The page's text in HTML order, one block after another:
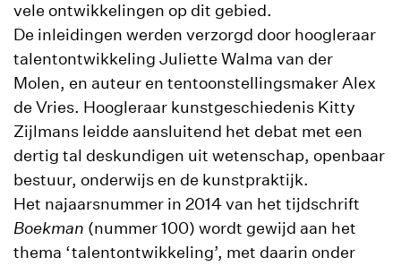
vele ontwikkelingen op dit gebied.
De inleidingen werden verzorgd door hoogleraar
talentontwikkeling Juliette Walma van der
Molen, en auteur en tentoonstellingsmaker Alex
de Vries. Hoogleraar kunstgeschiedenis Kitty
Zijlmans leidde aansluitend het debat met een
dertig tal deskundigen uit wetenschap, openbaar
bestuur, onderwijs en de kunstpraktijk.
Het najaarsnummer in 2014 van het tijdschrift
Boekman (nummer 100) wordt gewijd aan het
thema ‘talentontwikkeling’, met daarin onder